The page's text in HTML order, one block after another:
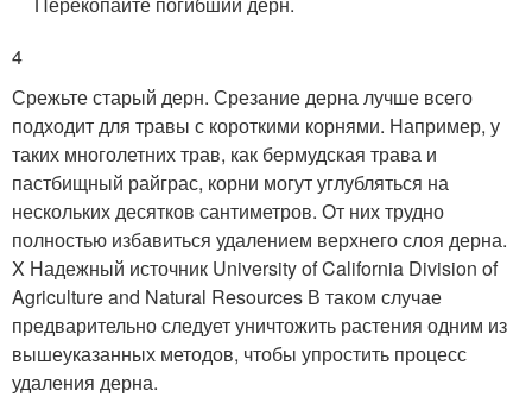
4
Срежьте старый дерн. Срезание дерна лучше всего
подходит для травы с короткими корнями. Например, у
таких многолетних трав, как бермудская трава и
пастбищный райграс, корни могут углубляться на
нескольких десятков сантиметров. От них трудно
полностью избавиться удалением верхнего слоя дерна.
X Надежный источник University of California Division of
Agriculture and Natural Resources В таком случае
предварительно следует уничтожить растения одним из
вышеуказанных методов, чтобы упростить процесс
удаления дерна.